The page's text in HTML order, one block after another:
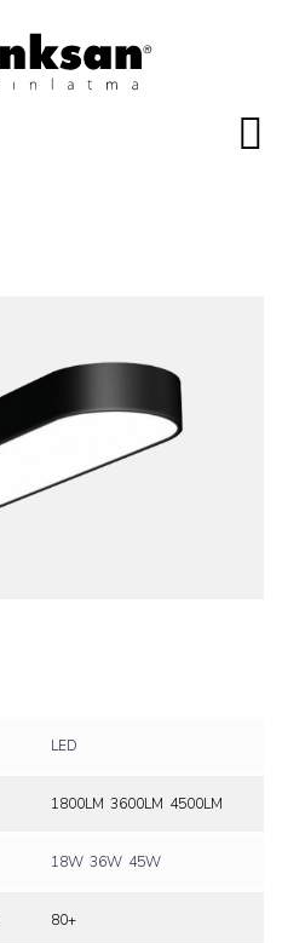
LED
1800LM 3600LM 4500LM
18W 36W 45W
80+